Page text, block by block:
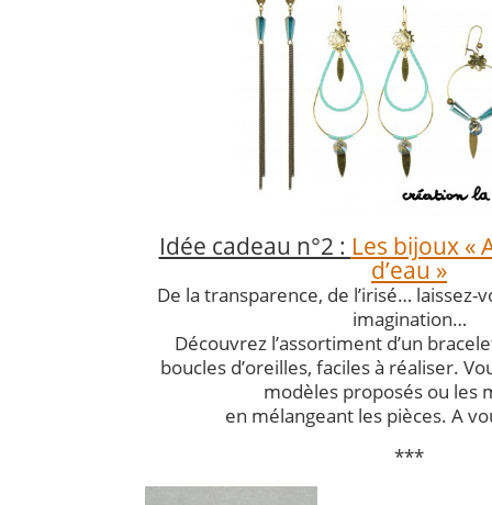
Idée cadeau n°2 : Les bijoux «
d’eau »
De la transparence, de l’irisé…
imagination…
Découvrez l’assortiment d’un
boucles d’oreilles, faciles à réaliser.
modèles proposés ou les
en mélangeant les pièces. A
***